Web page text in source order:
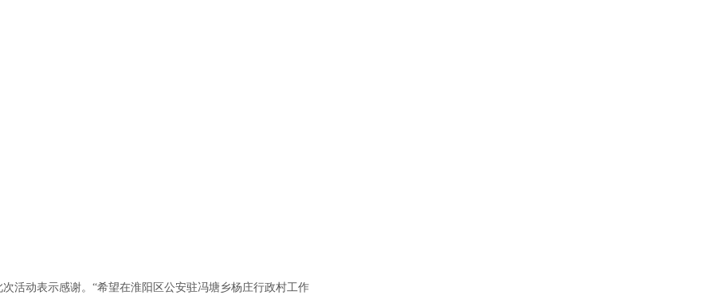
活动表示感谢。“希望在淮阳区公安驻冯塘乡杨庄行政村工作